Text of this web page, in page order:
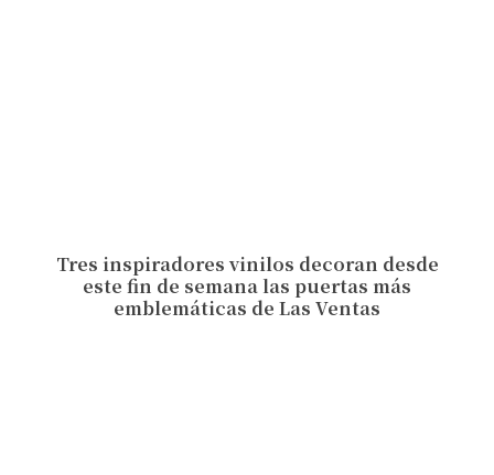
Tres inspiradores vinilos decoran desde
este fin de semana las puertas más
emblemáticas de Las Ventas